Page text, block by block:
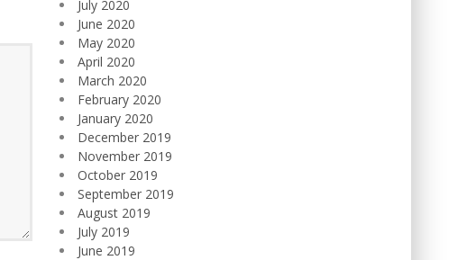
July 2020
June 2020
May 2020
April 2020
March 2020
February 2020
January 2020
December 2019
November 2019
October 2019
September 2019
August 2019
July 2019
June 2019